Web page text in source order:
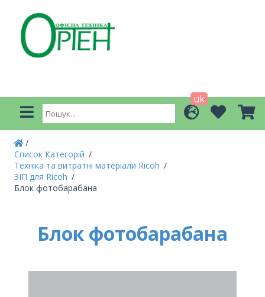
uk
Список Категорій
Техніка та витратні матеріали Ricoh
ЗІП для Ricoh
Блок фотобарабана
Блок фотобарабана